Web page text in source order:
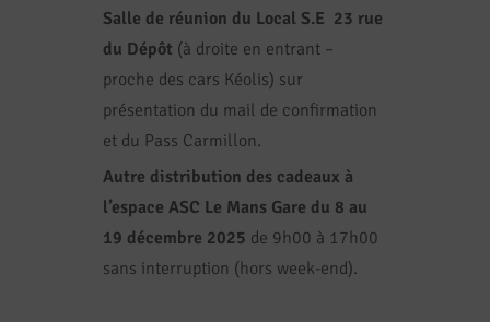
Salle de réunion du Local S.E 23 rue
du Dépôt (à droite en entrant –
proche des cars Kéolis) sur
présentation du mail de confirmation
et du Pass Carmillon.
Autre distribution des cadeaux à
l’espace ASC Le Mans Gare du 8 au
19 décembre 2025 de 9h00 à 17h00
sans interruption (hors week-end).